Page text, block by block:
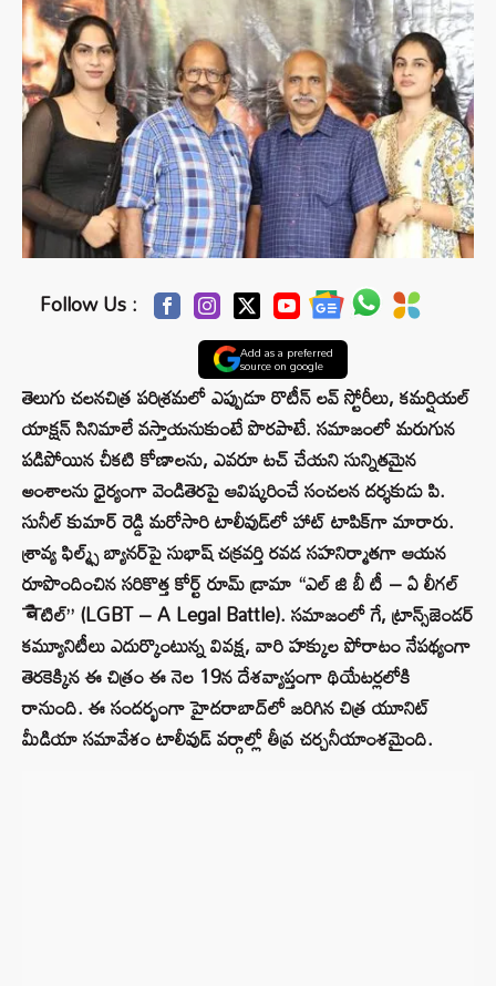
Follow Us :
Add as a preferred
source on google
తెలుగు చలనచిత్ర పరిశ్రమలో ఎప్పుడూ రొటీన్ లవ్ స్టోరీలు, కమర్షియల్
యాక్షన్ సినిమాలే వస్తాయనుకుంటే పొరపాటే. సమాజంలో మరుగున
పడిపోయిన చీకటి కోణాలను, ఎవరూ టచ్ చేయని సున్నితమైన
అంశాలను ధైర్యంగా వెండితెరపై ఆవిష్కరించే సంచలన దర్శకుడు పి.
సునీల్ కుమార్ రెడ్డి మరోసారి టాలీవుడ్‌లో హాట్ టాపిక్‌గా మారారు.
శ్రావ్య ఫిల్మ్స్ బ్యానర్‌పై సుభాష్ చక్రవర్తి రవడ సహనిర్మాతగా ఆయన
రూపొందించిన సరికొత్త కోర్ట్ రూమ్ డ్రామా “ఎల్ జి బీ టీ – ఏ లీగల్
बैటిల్” (LGBT – A Legal Battle). సమాజంలో గే, ట్రాన్స్‌జెండర్
కమ్యూనిటీలు ఎదుర్కొంటున్న వివక్ష, వారి హక్కుల పోరాటం నేపథ్యంగా
తెరకెక్కిన ఈ చిత్రం ఈ నెల 19న దేశవ్యాప్తంగా థియేటర్లలోకి
రానుంది. ఈ సందర్భంగా హైదరాబాద్‌లో జరిగిన చిత్ర యూనిట్
మీడియా సమావేశం టాలీవుడ్ వర్గాల్లో తీవ్ర చర్చనీయాంశమైంది.